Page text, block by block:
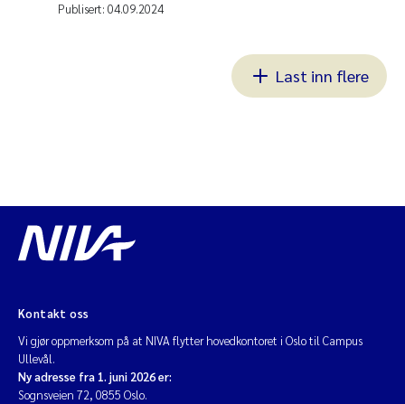
Publisert: 04.09.2024
Last inn flere
Kontakt oss
Vi gjør oppmerksom på at NIVA flytter hovedkontoret i Oslo til Campus
Ullevål.
Ny adresse fra 1. juni 2026 er:
Sognsveien 72, 0855 Oslo.